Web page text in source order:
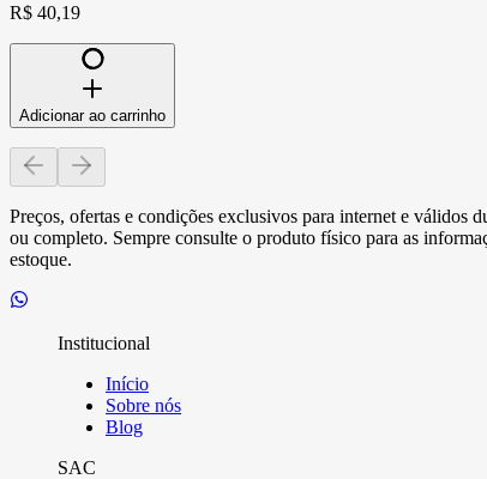
R$ 40,19
Adicionar ao carrinho
Preços, ofertas e condições exclusivos para internet e válidos
ou completo. Sempre consulte o produto físico para as
estoque.
Institucional
Início
Sobre nós
Blog
SAC